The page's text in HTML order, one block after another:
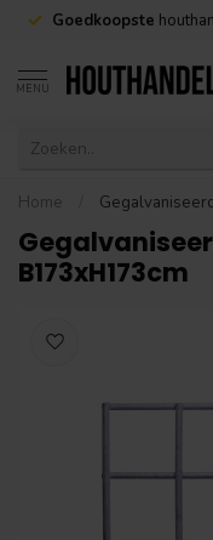
Goedkoopste
MENU
Home
B173xH173cm